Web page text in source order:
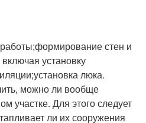
стен и
установку
люка.
можно ли вообще
участке. Для этого следует
ли их сооружения